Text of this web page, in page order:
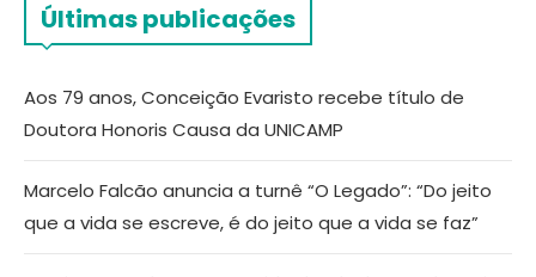
Últimas publicações
Aos 79 anos, Conceição Evaristo recebe título de
Doutora Honoris Causa da UNICAMP
Marcelo Falcão anuncia a turnê “O Legado”: “Do jeito
que a vida se escreve, é do jeito que a vida se faz”